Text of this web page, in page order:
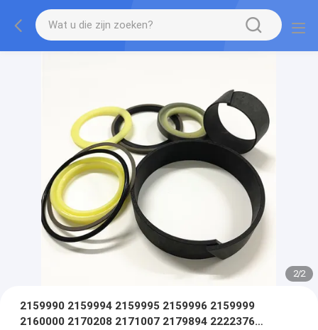
2/2
2159990 2159994 2159995 2159996 2159999
2160000 2170208 2171007 2179894 2222376